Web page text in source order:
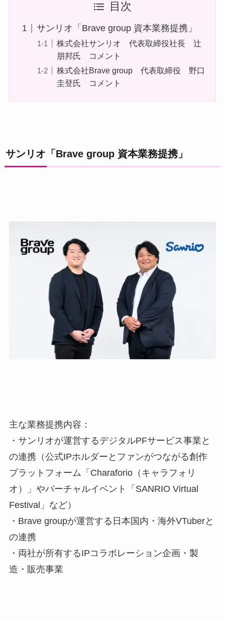
目次
サンリオ「Brave group 資本業務提携」
株式会社サンリオ 代表取締役社長 辻
朋邦氏 コメント
株式会社Brave group 代表取締役 野口
圭登氏 コメント
サンリオ「Brave group 資本業務提携」
主な業務提携内容：
・サンリオが運営するデジタルPFサービス事業と
の連携（公式IPホルダーとファンがつながる創作
プラットフォーム「Charaforio（キャラフォリ
オ）」やバーチャルイベント「SANRIO Virtual
Festival」など）
・Brave groupが運営する日本国内・海外VTuberと
の連携
・両社が所有するIPコラボレーション企画・製
造・販売事業